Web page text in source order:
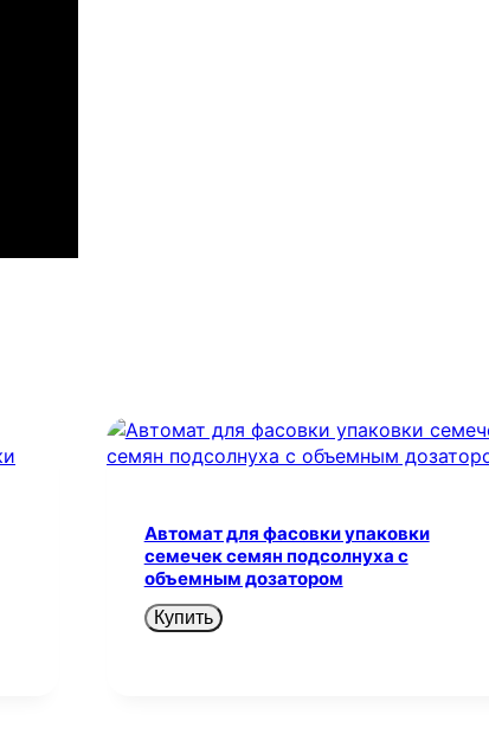
Автомат для фасовки упаковки
семечек семян подсолнуха с
объемным дозатором
Купить